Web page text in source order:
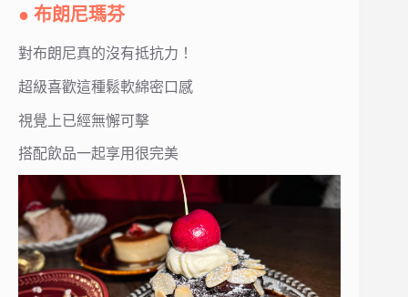
● 布朗尼瑪芬
對布朗尼真的沒有抵抗力！
超級喜歡這種鬆軟綿密口感
視覺上已經無懈可擊
搭配飲品一起享用很完美